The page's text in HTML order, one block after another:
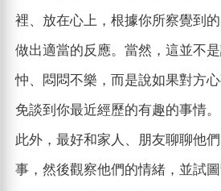
裡、放在心上，根據你所察覺到
做出適當的反應。當然，這並不
忡、悶悶不樂，而是說如果對方
免談到你最近經歷的有趣的事情。
此外，最好和家人、朋友聊聊他
事，然後觀察他們的情緒，並試